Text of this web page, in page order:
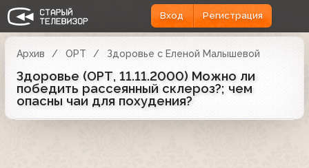
Вход Регистрация
Архив ОРТ Здоровье с Еленой Малышевой
Здоровье (ОРТ, 11.11.2000) Можно ли
победить рассеянный склероз?; чем
опасны чаи для похудения?